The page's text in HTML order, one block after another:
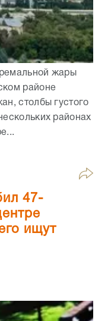
жары
районе
столбы густого
районах
47-
ищут